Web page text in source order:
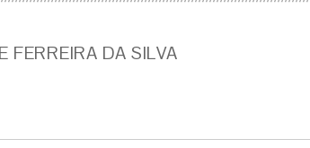
FERREIRA DA SILVA